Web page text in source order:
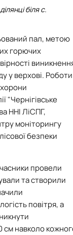
біля с.
пал, метою
горючих
у верхові. Роботи
"Чернігівське
ННІ ЛіСПГ,
моніторингу
безпеки
провели
та створили
повітря, а
см навколо